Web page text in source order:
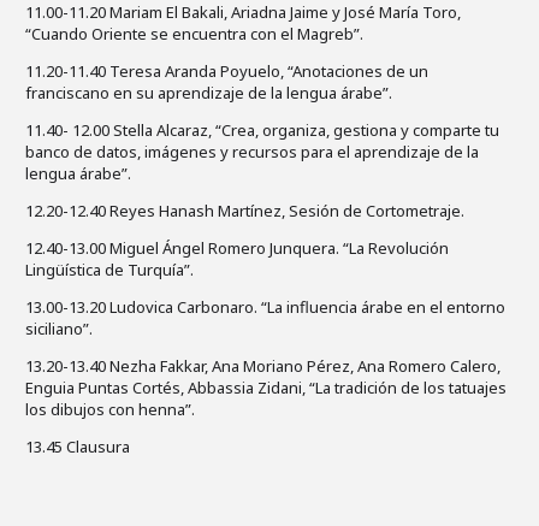
11.00-11.20 Mariam El Bakali, Ariadna Jaime y José María Toro,
“Cuando Oriente se encuentra con el Magreb”.
11.20-11.40 Teresa Aranda Poyuelo, “Anotaciones de un
franciscano en su aprendizaje de la lengua árabe”.
11.40- 12.00 Stella Alcaraz, “Crea, organiza, gestiona y comparte tu
banco de datos, imágenes y recursos para el aprendizaje de la
lengua árabe”.
12.20-12.40 Reyes Hanash Martínez, Sesión de Cortometraje.
12.40-13.00 Miguel Ángel Romero Junquera. “La Revolución
Lingüística de Turquía”.
13.00-13.20 Ludovica Carbonaro. “La influencia árabe en el entorno
siciliano”.
13.20-13.40 Nezha Fakkar, Ana Moriano Pérez, Ana Romero Calero,
Enguia Puntas Cortés, Abbassia Zidani, “La tradición de los tatuajes
los dibujos con henna”.
13.45 Clausura